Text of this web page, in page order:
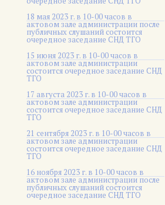
18 мая 2023 г. в 10-00 часов в
актовом зале администрации после
публичных слушаний состоится
очередное заседание СНД ТГО
15 июня 2023 г. в 10-00 часов в
актовом зале администрации
состоится очередное заседание СНД
ТГО
17 августа 2023 г. в 10-00 часов в
актовом зале администрации
состоится очередное заседание СНД
ТГО
21 сентября 2023 г. в 10-00 часов в
актовом зале администрации
состоится очередное заседание СНД
ТГО
16 ноября 2023 г. в 10-00 часов в
актовом зале администрации после
публичных слушаний состоится
очередное заседание СНД ТГО